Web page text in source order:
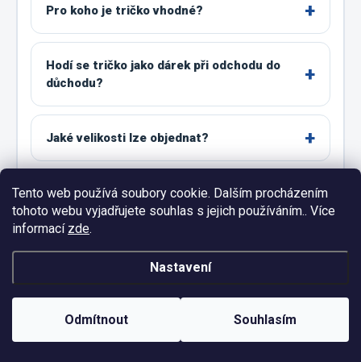
Tento web používá soubory cookie. Dalším procházením
tohoto webu vyjadřujete souhlas s jejich používáním.. Více
informací zde.
Nastavení
Odmítnout Souhlasím
Pro koho je tričko vhodné?
Hodí se tričko jako dárek při odchodu do
důchodu?
Jaké velikosti lze objednat?
Proč jsou na obrázku také velikosti 4XL a
5XL?
Jak správně vybrat velikost?
Co zvolit mezi dvěma velikostmi?